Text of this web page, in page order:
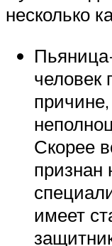
несколько
человек
Скорее
признан
имеет